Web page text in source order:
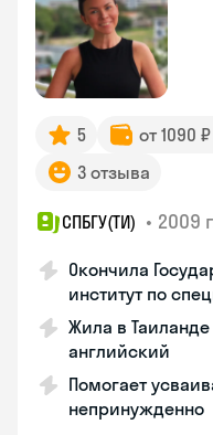
5 от 1090
3 отзыва
СПБГУ(ТИ) • 2009
Окончила
институт по
Жила в
английский
Помогает
непринужденно